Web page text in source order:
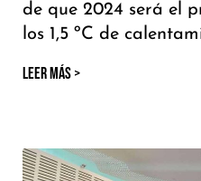
de que 2024 será el
los 1,5 ºC de
LEER MÁS >